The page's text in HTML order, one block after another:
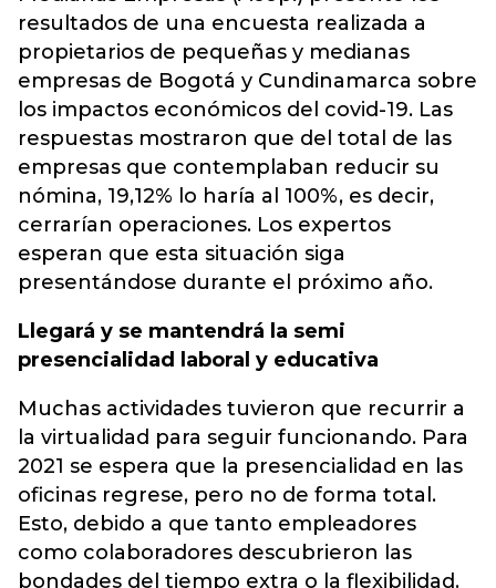
resultados de una encuesta realizada a
propietarios de pequeñas y medianas
empresas de Bogotá y Cundinamarca sobre
los impactos económicos del covid-19. Las
respuestas mostraron que del total de las
empresas que contemplaban reducir su
nómina, 19,12% lo haría al 100%, es decir,
cerrarían operaciones. Los expertos
esperan que esta situación siga
presentándose durante el próximo año.
Llegará y se mantendrá la semi
presencialidad laboral y educativa
Muchas actividades tuvieron que recurrir a
la virtualidad para seguir funcionando. Para
2021 se espera que la presencialidad en las
oficinas regrese, pero no de forma total.
Esto, debido a que tanto empleadores
como colaboradores descubrieron las
bondades del tiempo extra o la flexibilidad.